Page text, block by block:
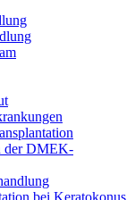
der DMEK-